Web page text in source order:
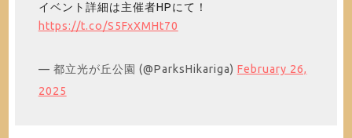
イベント詳細は主催者HPにて！
https://t.co/S5FxXMHt70
— 都立光が丘公園 (@ParksHikariga) February 26,
2025